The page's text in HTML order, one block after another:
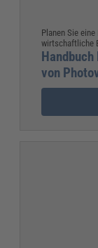
Planen Sie
wirtschaftliche
von